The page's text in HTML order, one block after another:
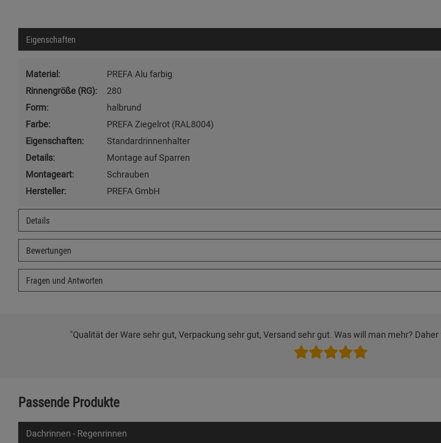
Eigenschaften
Material:
PREFA Alu farbig
Rinnengröße (RG):
280
Form:
halbrund
Farbe:
PREFA Ziegelrot (RAL8004)
Eigenschaften:
Standardrinnenhalter
Details:
Montage auf Sparren
Montageart:
Schrauben
Hersteller:
PREFA GmbH
Details
Bewertungen
Fragen und Antworten
"Qualität der Ware sehr gut, Verpackung sehr gut, Versand sehr gut. Was will man mehr?
Passende Produkte
Dachrinnen - Regenrinnen